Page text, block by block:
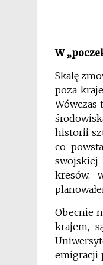
W
Skalę
poza
Wówczas
historii
co
swojskiej
kresów,
Obecnie
krajem,
emigracji